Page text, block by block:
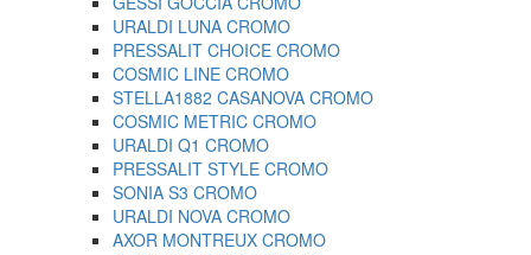
URALDI LUNA CROMO
PRESSALIT CHOICE CROMO
COSMIC LINE CROMO
STELLA1882 CASANOVA CROMO
COSMIC METRIC CROMO
URALDI Q1 CROMO
PRESSALIT STYLE CROMO
SONIA S3 CROMO
URALDI NOVA CROMO
AXOR MONTREUX CROMO